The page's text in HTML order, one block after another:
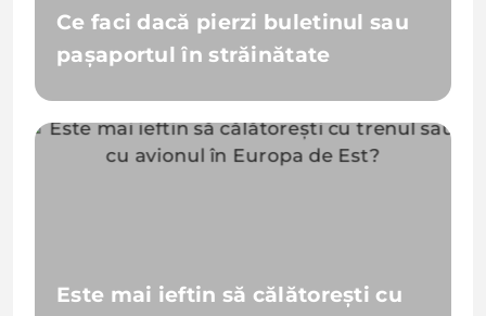
Ce faci dacă pierzi buletinul sau
pașaportul în străinătate
Este mai ieftin să călătorești cu